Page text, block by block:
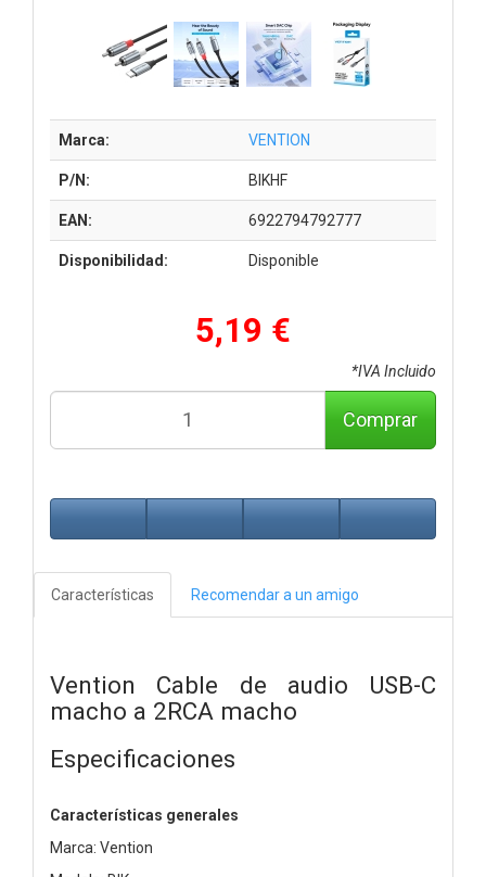
Marca: VENTION
P/N: BIKHF
EAN: 6922794792777
Disponibilidad: Disponible
5,19 €
*IVA Incluido
Comprar
Características Recomendar a un amigo
Vention Cable de audio USB-C
macho a 2RCA macho
Especificaciones
Características generales
Marca: Vention